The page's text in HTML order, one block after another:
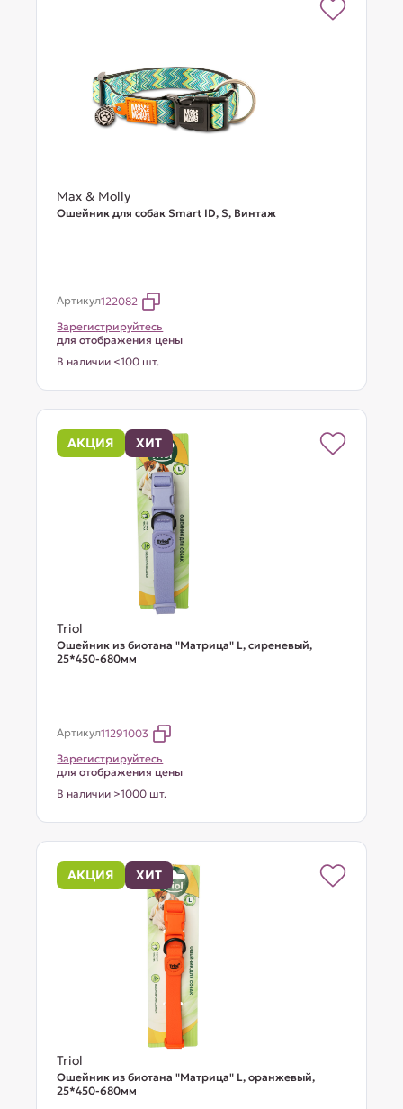
Max & Molly
Ошейник для собак Smart ID, S, Винтаж
Артикул122082
Зарегистрируйтесь
для отображения цены
В наличии <100 шт.
АКЦИЯ ХИТ
Triol
Ошейник из биотана "Матрица" L, сиреневый,
25*450-680мм
Артикул11291003
Зарегистрируйтесь
для отображения цены
В наличии >1000 шт.
АКЦИЯ ХИТ
Triol
Ошейник из биотана "Матрица" L, оранжевый,
25*450-680мм